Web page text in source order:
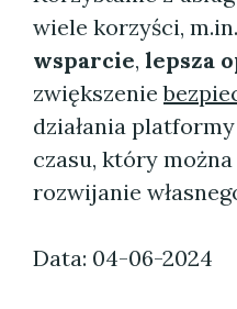
wiele korzyści, m.in.
wsparcie, lepsza
zwiększenie
działania
czasu, który
rozwijanie
Data: 04-06-2024